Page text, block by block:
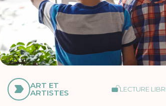
ART ET
ARTISTES LECTURE